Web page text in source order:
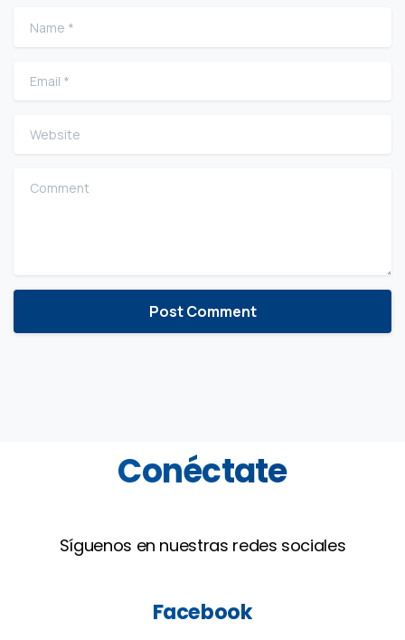
Name
Email
Website
Comment
Conéctate
Síguenos en nuestras redes sociales
Facebook